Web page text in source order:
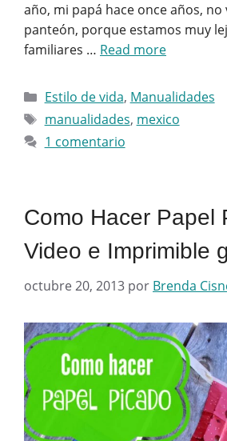
año, mi papá hace once años,
panteón, porque estamos muy
familiares … Read more
Categorías
Estilo de vida, Manualidades
Etiquetas
manualidades, mexico
1 comentario
Como Hacer Papel
Video e Imprimible
octubre 20, 2013 por Brenda